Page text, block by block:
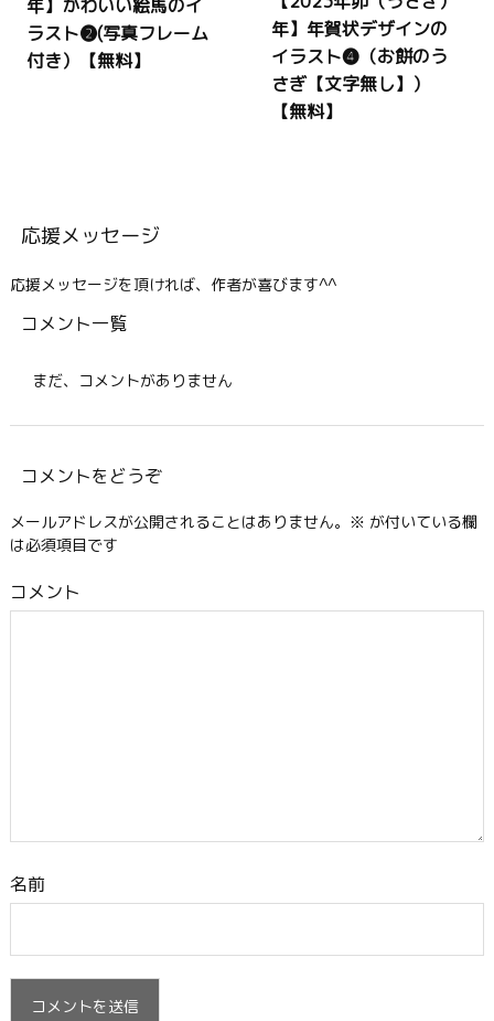
年】かわいい絵馬のイ
ラスト❷(写真フレーム
付き）【無料】
年】年賀状デザインの
イラスト❹（お餅のう
さぎ【文字無し】）
【無料】
応援メッセージ
応援メッセージを頂ければ、作者が喜びます^^
コメント一覧
まだ、コメントがありません
コメントをどうぞ
メールアドレスが公開されることはありません。 ※ が付いている欄
は必須項目です
コメント
名前